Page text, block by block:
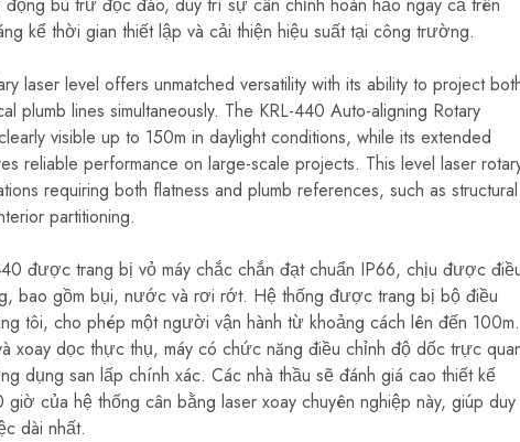
kể thời gian thiết lập và cải thiện hiệu suất tại công trường.
laser level offers unmatched versatility with its ability to project
plumb lines simultaneously. The KRL-440 Auto-aligning Rotary
visible up to 150m in daylight conditions, while its extended
reliable performance on large-scale projects. This level laser
requiring both flatness and plumb references, such as structural
partitioning.
được trang bị vỏ máy chắc chắn đạt chuẩn IP66, chịu được
bao gồm bụi, nước và rơi rớt. Hệ thống được trang bị bộ điều
tôi, cho phép một người vận hành từ khoảng cách lên đến 100m.
xoay dọc thực thụ, máy có chức năng điều chỉnh độ dốc trực
dụng san lấp chính xác. Các nhà thầu sẽ đánh giá cao thiết kế
của hệ thống cân bằng laser xoay chuyên nghiệp này, giúp duy
dài nhất.